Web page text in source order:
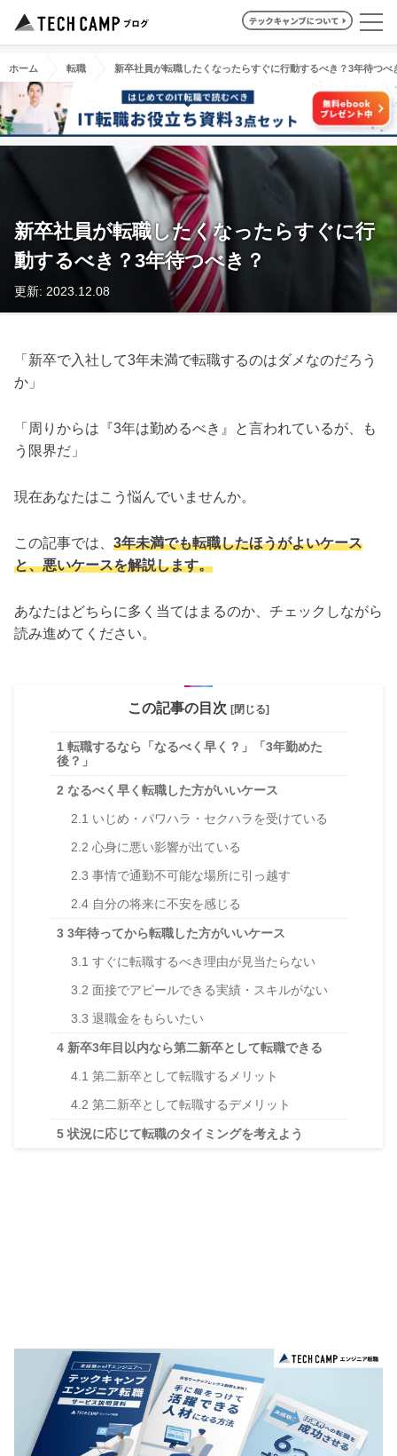
ホーム 転職 新卒社員が転職したくなったらすぐに行動するべき？3年待つべ
新卒社員が転職したくなったらすぐに行
動するべき？3年待つべき？
更新: 2023.12.08
「新卒で入社して3年未満で転職するのはダメなのだろう
か」
「周りからは『3年は勤めるべき』と言われているが、も
う限界だ」
現在あなたはこう悩んでいませんか。
この記事では、 3年未満でも転職したほうがよいケース
と、悪いケースを解説します。
あなたはどちらに多く当てはまるのか、チェックしながら
読み進めてください。
この記事の目次 [閉じる]
1 転職するなら「なるべく早く？」「3年勤めた
後？」
2 なるべく早く転職した方がいいケース
2.1 いじめ・パワハラ・セクハラを受けている
2.2 心身に悪い影響が出ている
2.3 事情で通勤不可能な場所に引っ越す
2.4 自分の将来に不安を感じる
3 3年待ってから転職した方がいいケース
3.1 すぐに転職するべき理由が見当たらない
3.2 面接でアピールできる実績・スキルがない
3.3 退職金をもらいたい
4 新卒3年目以内なら第二新卒として転職できる
4.1 第二新卒として転職するメリット
4.2 第二新卒として転職するデメリット
5状況に応じて転職のタイミングを考えよう